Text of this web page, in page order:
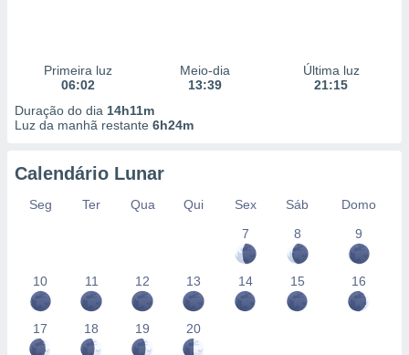
Primeira luz
06:02
Meio-dia
13:39
Última luz
21:15
Duração do dia 14h11m
Luz da manhã restante 6h24m
Calendário Lunar
Seg Ter Qua Qui Sex Sáb
Domo
7
8 9
10 11 12 13 14 15 16
17 18 19 20